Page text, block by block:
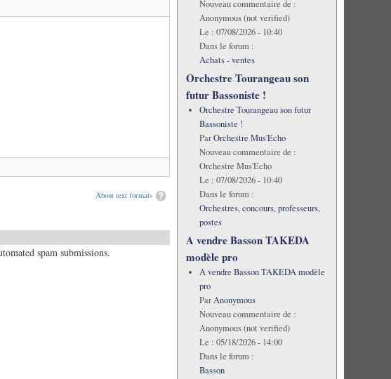
About text formats
spam submissions.
Nouveau commentaire de :
Anonymous (not verified)
Le : 07/08/2026 - 10:40
Dans le forum :
Achats - ventes
Orchestre Tourangeau son
futur Bassoniste !
Orchestre Tourangeau son futur
Bassoniste !
ParOrchestre Mus'Echo
Nouveau commentaire de :
Orchestre Mus'Echo
Le : 07/08/2026 - 10:40
Dans le forum :
Orchestres, concours, professeurs,
postes
A vendre Basson TAKEDA
modèle pro
A vendre Basson TAKEDA modèle
pro
ParAnonymous
Nouveau commentaire de :
Anonymous (not verified)
Le : 05/18/2026 - 14:00
Dans le forum :
Basson